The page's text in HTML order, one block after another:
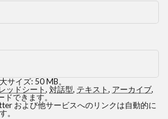
サイズ: 50 MB。
ッドシート, 対話型, テキスト, アーカイブ,
ドできます。
および他サービスへのリンクは自動的に
。